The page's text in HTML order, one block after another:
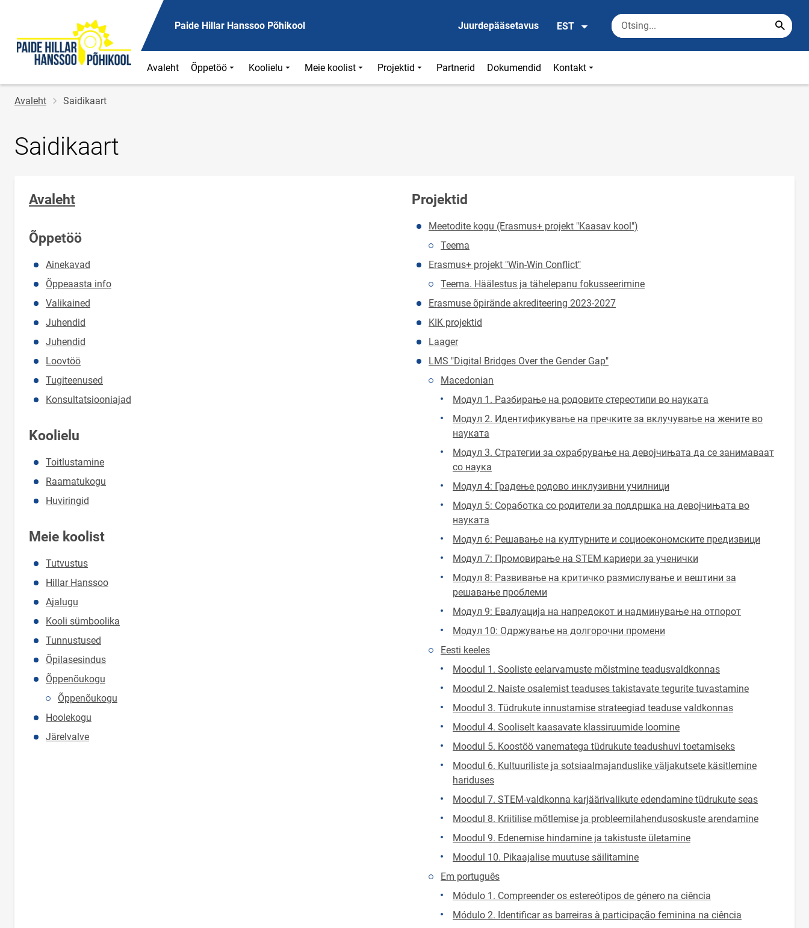
Paide Hillar Hanssoo Põhikool Juurdepääsetavus EST
Avaleht Õppetöö Koolielu Meie koolist Projektid Partnerid Dokumendid Kontakt
Jälglink
Avaleht Saidikaart
Saidikaart
Avaleht
Õppetöö
Ainekavad
Õppeaasta info
Valikained
Juhendid
Juhendid
Loovtöö
Tugiteenused
Konsultatsiooniajad
Koolielu
Toitlustamine
Raamatukogu
Huviringid
Meie koolist
Tutvustus
Hillar Hanssoo
Ajalugu
Kooli sümboolika
Tunnustused
Õpilasesindus
Õppenõukogu
Õppenõukogu
Hoolekogu
Järelvalve
Projektid
Meetodite kogu (Erasmus+ projekt "Kaasav kool")
Teema
Erasmus+ projekt "Win-Win Conflict"
Teema. Häälestus ja tähelepanu fokusseerimine
Erasmuse õpirände akrediteering 2023-2027
KIK projektid
Laager
LMS "Digital Bridges Over the Gender Gap"
Macedonian
Mодул 1. Разбирање на родовите стереотипи во науката
Mодул 2. Идентификување на пречките за вклучување на жените во
науката
Модул 3. Стратегии за охрабрување на девојчињата да се занимаваат
со наука
Модул 4: Градење родово инклузивни училници
Mодул 5: Соработка со родители за поддршка на девојчињата во
науката
Модул 6: Решавање на културните и социоекономските предизвици
Модул 7: Промовирање на STEM кариери за ученички
Модул 8: Развивање на критичко размислување и вештини за
решавање проблеми
Модул 9: Евалуација на напредокот и надминување на отпорот
Mодул 10: Одржување на долгорочни промени
Eesti keeles
Moodul 1. Sooliste eelarvamuste mõistmine teadusvaldkonnas
Moodul 2. Naiste osalemist teaduses takistavate tegurite tuvastamine
Moodul 3. Tüdrukute innustamise strateegiad teaduse valdkonnas
Moodul 4. Sooliselt kaasavate klassiruumide loomine
Moodul 5. Koostöö vanematega tüdrukute teadushuvi toetamiseks
Moodul 6. Kultuuriliste ja sotsiaalmajanduslike väljakutsete käsitlemine
hariduses
Moodul 7. STEM-valdkonna karjäärivalikute edendamine tüdrukute seas
Moodul 8. Kriitilise mõtlemise ja probleemilahendusoskuste arendamine
Moodul 9. Edenemise hindamine ja takistuste ületamine
Moodul 10. Pikaajalise muutuse säilitamine
Em português
Módulo 1. Compreender os estereótipos de género na ciência
Módulo 2. Identificar as barreiras à participação feminina na ciência